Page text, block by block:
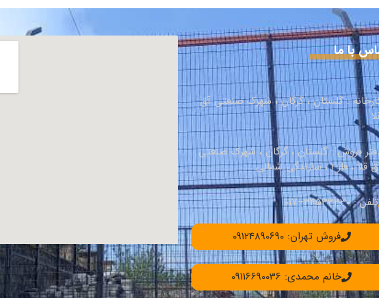
با ما
: گلستان ، گرگان ، شهرک صنعتی آق
فروش : گلستان ، گرگان ، شهرک صنعتی
، فاز 1 ، سازندگی شمالی
تلفن : 34533330–017
فروش تهران: 09124890690
خانم محمدی: 09116690036